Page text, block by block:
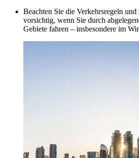
Beachten Sie die Verkehrsregeln und
vorsichtig, wenn Sie durch
Gebiete fahren – insbesondere im